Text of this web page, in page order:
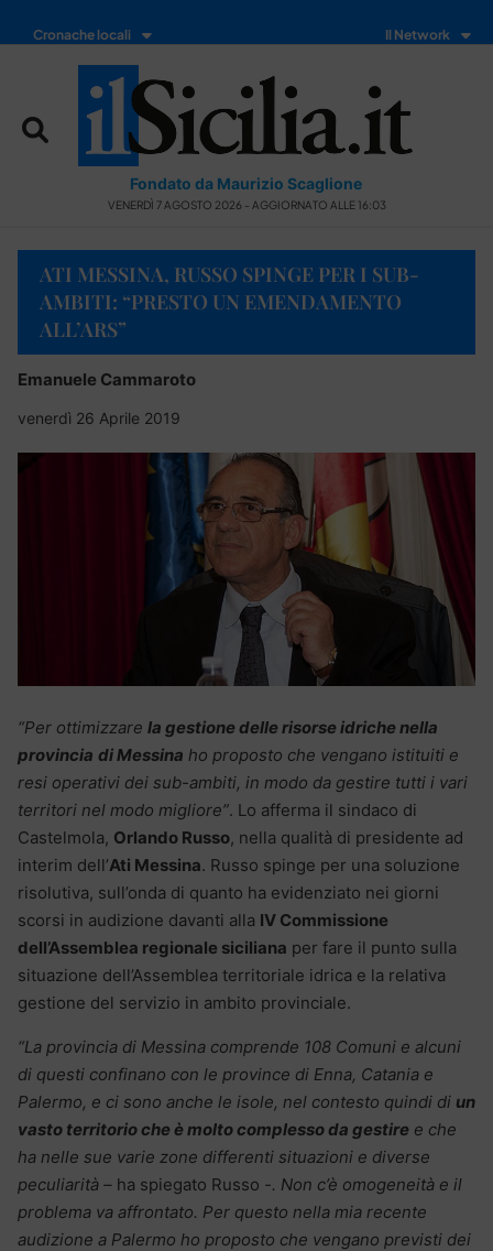
Cronache locali Il Network
Fondato da Maurizio Scaglione
VENERDÌ 7 AGOSTO 2026 - AGGIORNATO ALLE 16:03
ATI MESSINA, RUSSO SPINGE PER I SUB-
AMBITI: “PRESTO UN EMENDAMENTO
ALL’ARS”
Emanuele Cammaroto
venerdì 26 Aprile 2019
“Per ottimizzare la gestione delle risorse idriche nella
provincia di Messina ho proposto che vengano istituiti e
resi operativi dei sub-ambiti, in modo da gestire tutti i vari
territori nel modo migliore”. Lo afferma il sindaco di
Castelmola, Orlando Russo, nella qualità di presidente ad
interim dell’Ati Messina. Russo spinge per una soluzione
risolutiva, sull’onda di quanto ha evidenziato nei giorni
scorsi in audizione davanti alla IV Commissione
dell’Assemblea regionale siciliana per fare il punto sulla
situazione dell’Assemblea territoriale idrica e la relativa
gestione del servizio in ambito provinciale.
“La provincia di Messina comprende 108 Comuni e alcuni
di questi confinano con le province di Enna, Catania e
Palermo, e ci sono anche le isole, nel contesto quindi di un
vasto territorio che è molto complesso da gestire e che
ha nelle sue varie zone differenti situazioni e diverse
peculiarità – ha spiegato Russo -. Non c’è omogeneità e il
problema va affrontato. Per questo nella mia recente
audizione a Palermo ho proposto che vengano previsti dei